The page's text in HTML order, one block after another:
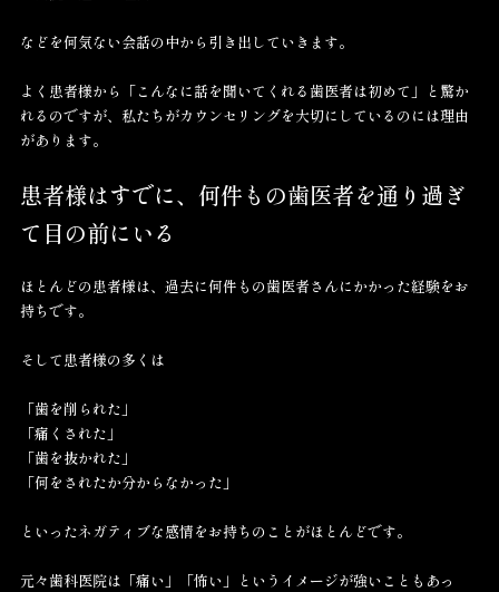
などを何気ない会話の中から引き出していきます。
よく患者様から「こんなに話を聞いてくれる歯医者は初めて」と驚か
れるのですが、私たちがカウンセリングを大切にしているのには理由
があります。
患者様はすでに、何件もの歯医者を通り過ぎ
て目の前にいる
ほとんどの患者様は、過去に何件もの歯医者さんにかかった経験をお
持ちです。
そして患者様の多くは
「歯を削られた」
「痛くされた」
「歯を抜かれた」
「何をされたか分からなかった」
といったネガティブな感情をお持ちのことがほとんどです。
元々歯科医院は「痛い」「怖い」というイメージが強いこともあっ